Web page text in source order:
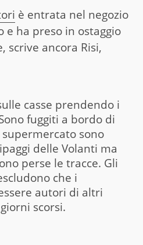
è entrata nel negozio
e ha preso in ostaggio
scrive ancora Risi,
casse prendendo i
fuggiti a bordo di
sono
delle Volanti ma
perse le tracce. Gli
che i
autori di altri
scorsi.